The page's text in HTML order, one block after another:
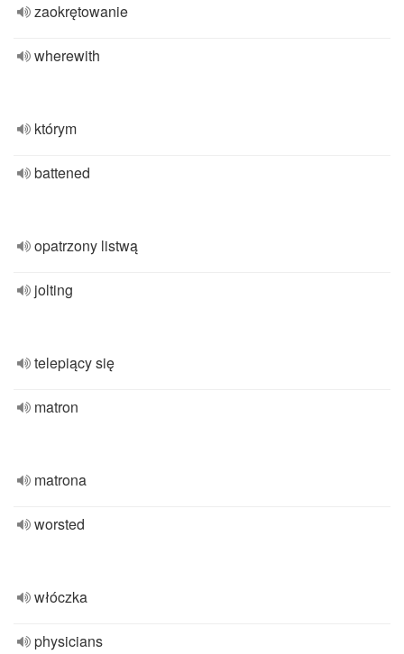
zaokrętowanie
wherewith
którym
battened
opatrzony listwą
jolting
telepiący się
matron
matrona
worsted
włóczka
physicians